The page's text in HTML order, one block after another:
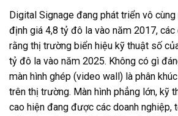
Digital Signage đang phát triển vô
định giá 4,8 tỷ đô la vào năm 2017,
rằng thị trường biển hiệu kỹ thuật số
tỷ đô la vào năm 2025. Không có gì
màn hình ghép (video wall) là phân
trên thị trường. Màn hình phẳng lớn, kỹ
cao hiện đang được các doanh nghiệp,